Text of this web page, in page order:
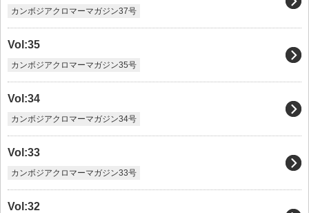
カンボジアクロマーマガジン37号
Vol:35
カンボジアクロマーマガジン35号
Vol:34
カンボジアクロマーマガジン34号
Vol:33
カンボジアクロマーマガジン33号
Vol:32